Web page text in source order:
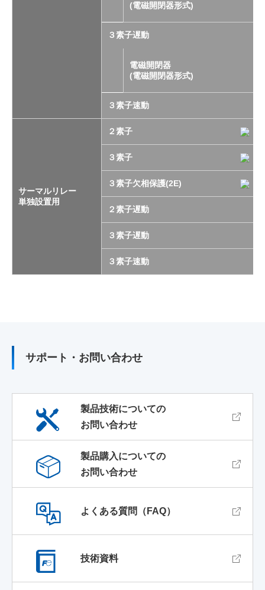
(電磁開閉器形式)
３素子遅動
電磁開閉器
(電磁開閉器形式)
３素子速動
サーマルリレー
単独設置用
２素子
３素子
３素子欠相保護(2E)
２素子遅動
３素子遅動
３素子速動
サポート・お問い合わせ
製品技術についての
お問い合わせ
製品購入についての
お問い合わせ
よくある質問（FAQ）
技術資料